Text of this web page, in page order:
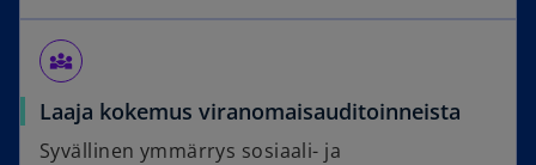
diversity_3
Laaja kokemus viranomaisauditoinneista
Syvällinen ymmärrys sosiaali- ja